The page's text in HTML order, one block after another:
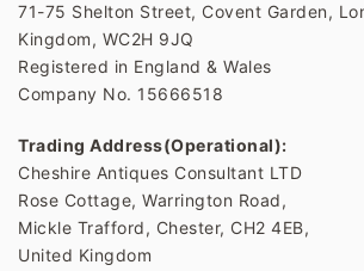
71-75 Shelton Street, Covent Garden,
Kingdom, WC2H 9JQ
Registered in England & Wales
Company No. 15666518
Trading Address(Operational):
Cheshire Antiques Consultant LTD
Rose Cottage, Warrington Road,
Mickle Trafford, Chester, CH2 4EB,
United Kingdom